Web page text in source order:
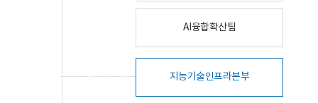
AI융합확산팀
지능기술인프라본부